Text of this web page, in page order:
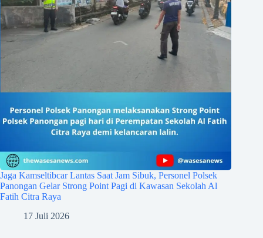
Jaga Kamseltibcar Lantas Saat Jam Sibuk, Personel Polsek
Panongan Gelar Strong Point Pagi di Kawasan Sekolah Al
Fatih Citra Raya
17 Juli 2026